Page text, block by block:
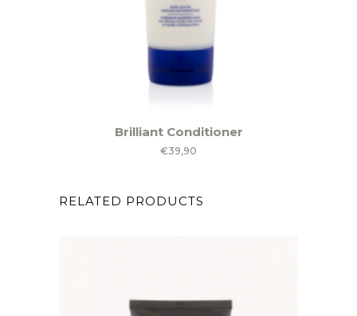
Brilliant Conditioner
€39,90
RELATED PRODUCTS